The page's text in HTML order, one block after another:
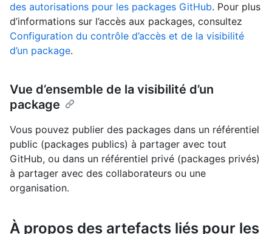
des autorisations pour les packages GitHub. Pour plus
d’informations sur l’accès aux packages, consultez
Configuration du contrôle d’accès et de la visibilité
d’un package.
Vue d’ensemble de la visibilité d’un
package
Vous pouvez publier des packages dans un référentiel
public (packages publics) à partager avec tout
GitHub, ou dans un référentiel privé (packages privés)
à partager avec des collaborateurs ou une
organisation.
À propos des artefacts liés pour les